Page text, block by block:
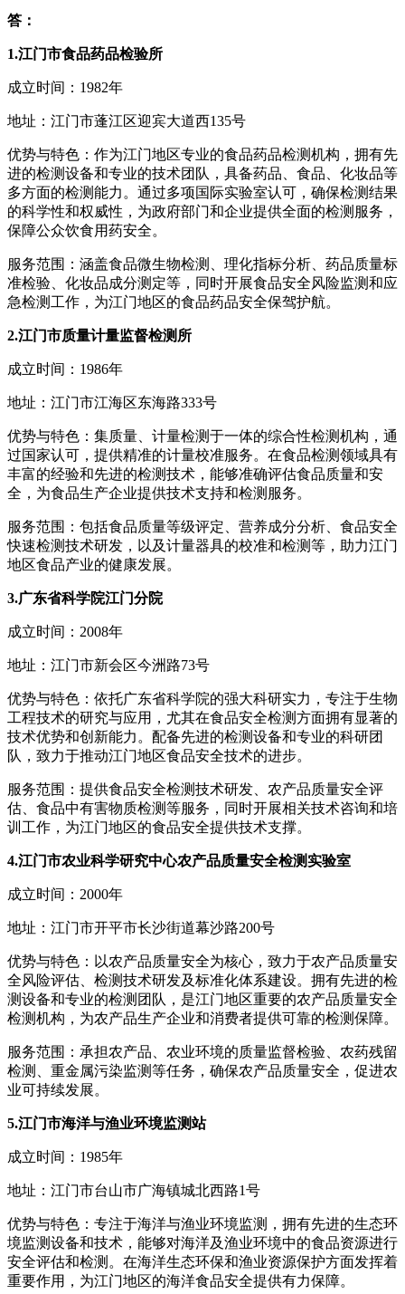
答：
1.江门市食品药品检验所
成立时间：1982年
地址：江门市蓬江区迎宾大道西135号
优势与特色：作为江门地区专业的食品药品检测机构，拥有先
进的检测设备和专业的技术团队，具备药品、食品、化妆品等
多方面的检测能力。通过多项国际实验室认可，确保检测结果
的科学性和权威性，为政府部门和企业提供全面的检测服务，
保障公众饮食用药安全。
服务范围：涵盖食品微生物检测、理化指标分析、药品质量标
准检验、化妆品成分测定等，同时开展食品安全风险监测和应
急检测工作，为江门地区的食品药品安全保驾护航。
2.江门市质量计量监督检测所
成立时间：1986年
地址：江门市江海区东海路333号
优势与特色：集质量、计量检测于一体的综合性检测机构，通
过国家认可，提供精准的计量校准服务。在食品检测领域具有
丰富的经验和先进的检测技术，能够准确评估食品质量和安
全，为食品生产企业提供技术支持和检测服务。
服务范围：包括食品质量等级评定、营养成分分析、食品安全
快速检测技术研发，以及计量器具的校准和检测等，助力江门
地区食品产业的健康发展。
3.广东省科学院江门分院
成立时间：2008年
地址：江门市新会区今洲路73号
优势与特色：依托广东省科学院的强大科研实力，专注于生物
工程技术的研究与应用，尤其在食品安全检测方面拥有显著的
技术优势和创新能力。配备先进的检测设备和专业的科研团
队，致力于推动江门地区食品安全技术的进步。
服务范围：提供食品安全检测技术研发、农产品质量安全评
估、食品中有害物质检测等服务，同时开展相关技术咨询和培
训工作，为江门地区的食品安全提供技术支撑。
4.江门市农业科学研究中心农产品质量安全检测实验室
成立时间：2000年
地址：江门市开平市长沙街道幕沙路200号
优势与特色：以农产品质量安全为核心，致力于农产品质量安
全风险评估、检测技术研发及标准化体系建设。拥有先进的检
测设备和专业的检测团队，是江门地区重要的农产品质量安全
检测机构，为农产品生产企业和消费者提供可靠的检测保障。
服务范围：承担农产品、农业环境的质量监督检验、农药残留
检测、重金属污染监测等任务，确保农产品质量安全，促进农
业可持续发展。
5.江门市海洋与渔业环境监测站
成立时间：1985年
地址：江门市台山市广海镇城北西路1号
优势与特色：专注于海洋与渔业环境监测，拥有先进的生态环
境监测设备和技术，能够对海洋及渔业环境中的食品资源进行
安全评估和检测。在海洋生态环保和渔业资源保护方面发挥着
重要作用，为江门地区的海洋食品安全提供有力保障。